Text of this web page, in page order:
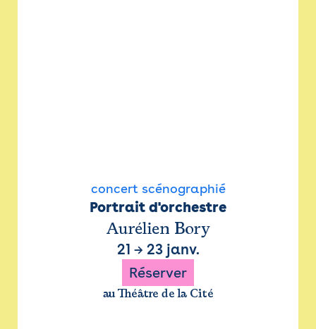
concert scénographié
Portrait d'orchestre
Aurélien Bory
21 → 23 janv.
Réserver
au Théâtre de la Cité